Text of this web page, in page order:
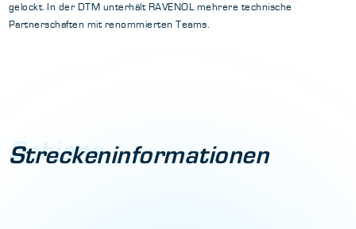
gelockt. In der DTM unterhält RAVENOL mehrere technische
Partnerschaften mit renommierten Teams.
Schiene
Streckeninformationen